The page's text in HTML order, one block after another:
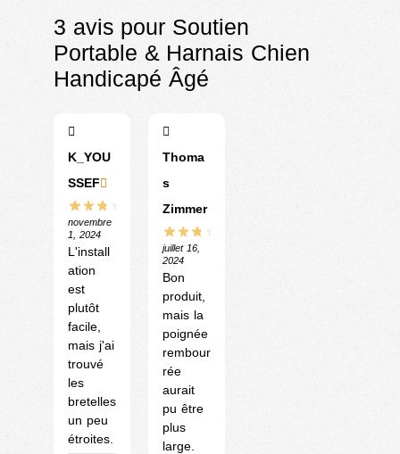
3 avis pour Soutien
Portable & Harnais Chien
Handicapé Âgé
K_YOU
SSEF
novembre
1, 2024
L'install
ation
est
plutôt
facile,
mais j'ai
trouvé
les
bretelles
un peu
étroites.
Thoma
s
Zimmer
juillet 16,
2024
Bon
produit,
mais la
poignée
rembour
rée
aurait
pu être
plus
large.